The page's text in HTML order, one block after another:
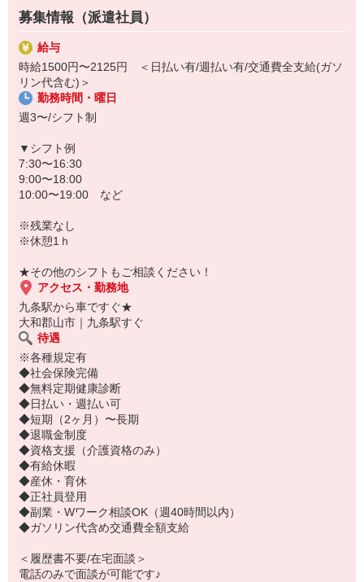
・お部屋や共有スペースの清掃
・お散歩や体操などのレクリエーション
・必要に応じた生活介助 など
▼こんな方におすすめ
・高齢者の方とじっくり関わりたい
・家事や会話が苦にならない
・認知症ケアに興味がある
難しい対応はありません
未経験スタートのスタッフ多数！
わからないことは先輩スタッフが丁寧に教えますのでご安心くださ
い◎
募集情報（派遣社員）
給与
時給1500円〜2125円 ＜日払い有/週払い有/交通費全支給(ガソ
リン代含む)＞
勤務時間・曜日
週3〜/シフト制
▼シフト例
7:30〜16:30
9:00〜18:00
10:00〜19:00 など
※残業なし
※休憩1ｈ
★その他のシフトもご相談ください！
アクセス・勤務地
九条駅から車ですぐ★
大和郡山市｜九条駅すぐ
待遇
※各種規定有
◆社会保険完備
◆無料定期健康診断
◆日払い・週払い可
◆短期（2ヶ月）〜長期
◆退職金制度
◆資格支援（介護資格のみ）
◆有給休暇
◆産休・育休
◆正社員登用
◆副業・Wワーク相談OK（週40時間以内）
◆ガソリン代含め交通費全額支給
＜履歴書不要/在宅面談＞
電話のみで面談が可能です♪